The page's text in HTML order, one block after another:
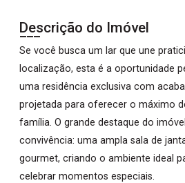
Descrição do Imóvel
Se você busca um lar que une
localização, esta é a oportunidade
uma residência exclusiva com
projetada para oferecer o máximo
família. O grande destaque do
convivência: uma ampla sala de
gourmet, criando o ambiente ideal
celebrar momentos especiais.